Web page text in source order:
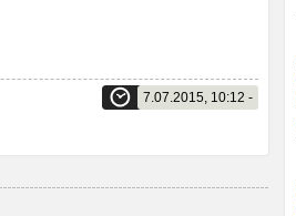
7.07.2015, 10:12 -